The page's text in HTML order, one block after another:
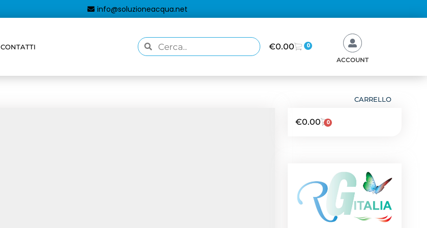
info@soluzioneacqua.net
CONTATTI €0.00
0
ACCOUNT
CARRELLO
€0.00 0